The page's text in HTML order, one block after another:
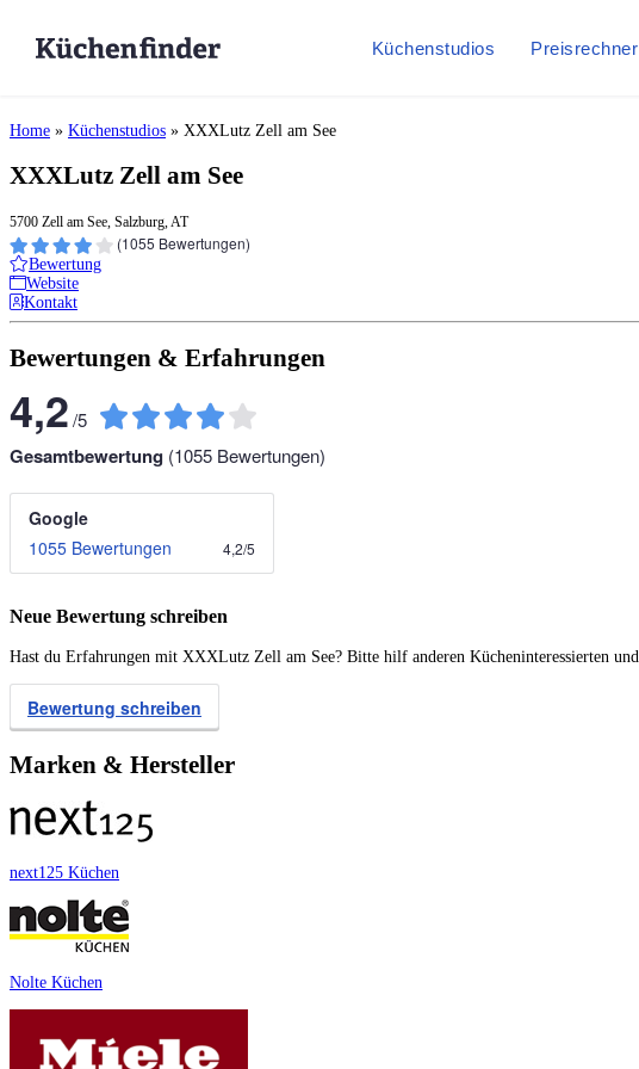
Küchenstudios Preisrechner
Home » Küchenstudios » XXXLutz Zell am See
XXXLutz Zell am See
5700 Zell am See, Salzburg, AT
(1055 Bewertungen)
Bewertung
Website
Kontakt
Bewertungen & Erfahrungen
4,2/5
Gesamtbewertung (1055 Bewertungen)
Google
1055 Bewertungen
4,2/5
Neue Bewertung schreiben
Hast du Erfahrungen mit XXXLutz Zell am See? Bitte hilf anderen Kücheninteressierten
Bewertung schreiben
Marken & Hersteller
next125 Küchen
Nolte Küchen